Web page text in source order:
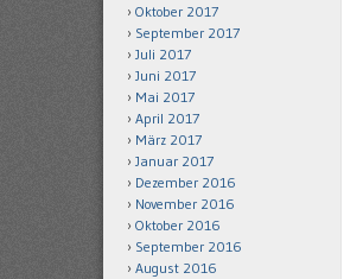
Oktober 2017
September 2017
Juli 2017
Juni 2017
Mai 2017
April 2017
März 2017
Januar 2017
Dezember 2016
November 2016
Oktober 2016
September 2016
August 2016